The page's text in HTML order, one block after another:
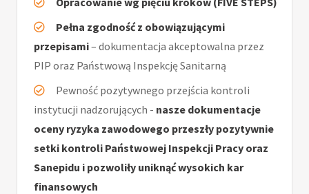
Pełna zgodność z obowiązującymi
przepisami– dokumentacja akceptowalna przez
PIP oraz Państwową Inspekcję Sanitarną
Pewność pozytywnego przejścia kontroli
instytucji nadzorujących - nasze dokumentacje
oceny ryzyka zawodowego przeszły pozytywnie
setki kontroli Państwowej Inspekcji Pracy oraz
Sanepidu i pozwoliły uniknąć wysokich kar
finansowych